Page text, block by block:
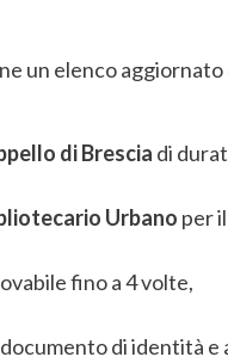
un elenco
di Brescia di
Urbano per
fino a 4 volte,
di identità